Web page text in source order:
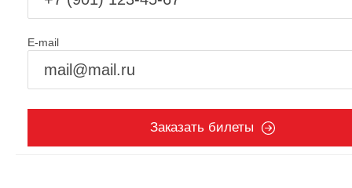
E-mail
Заказать билеты